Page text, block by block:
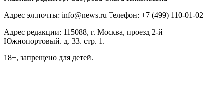
Адрес эл.почты: info@news.ru Телефон: +7 (499) 110-01-02
Адрес редакции: 115088, г. Москва, проезд 2-й
Южнопортовый, д. 33, стр. 1,
18+, запрещено для детей.